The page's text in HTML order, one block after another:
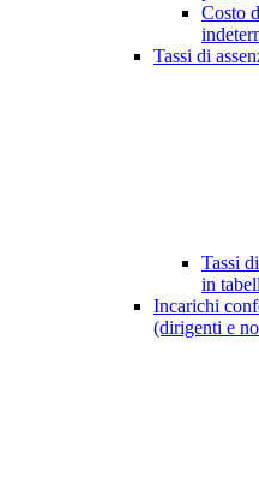
Costo
Tassi di
Tassi
in
Incarichi
(dirigenti e